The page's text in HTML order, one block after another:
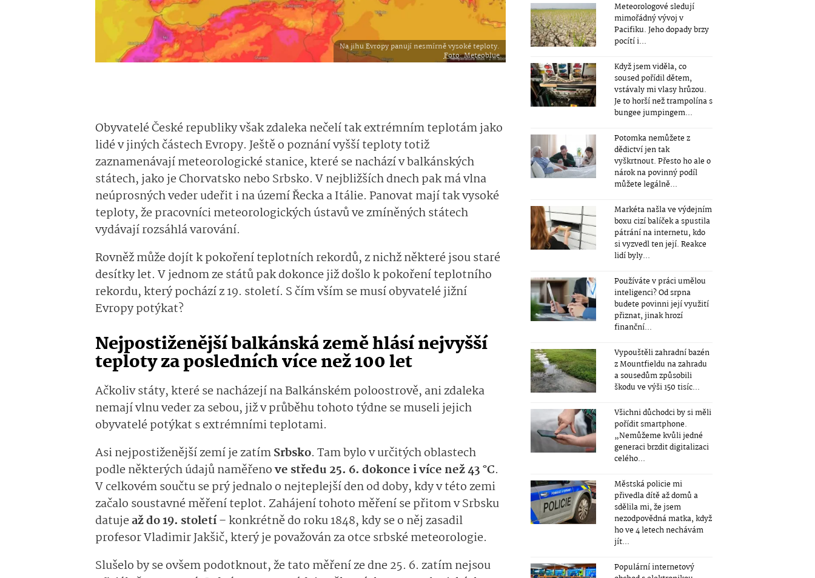
Na jihu Evropy panují nesmírně vysoké teploty.
Foto: Meteoblue
Obyvatelé České republiky však zdaleka nečelí tak extrémním teplotám jako
lidé v jiných částech Evropy. Ještě o poznání vyšší teploty totiž
zaznamenávají meteorologické stanice, které se nachází v balkánských
státech, jako je Chorvatsko nebo Srbsko. V nejbližších dnech pak má vlna
neúprosných veder udeřit i na území Řecka a Itálie. Panovat mají tak vysoké
teploty, že pracovníci meteorologických ústavů ve zmíněných státech
vydávají rozsáhlá varování.
Rovněž může dojít k pokoření teplotních rekordů, z nichž některé jsou staré
desítky let. V jednom ze států pak dokonce již došlo k pokoření teplotního
rekordu, který pochází z 19. století. S čím vším se musí obyvatelé jižní
Evropy potýkat?
Nejpostiženější balkánská země hlásí nejvyšší
teploty za posledních více než 100 let
Ačkoliv státy, které se nacházejí na Balkánském poloostrově, ani zdaleka
nemají vlnu veder za sebou, již v průběhu tohoto týdne se museli jejich
obyvatelé potýkat s extrémními teplotami.
Asi nejpostiženější zemí je zatímSrbsko. Tam bylo v určitých oblastech
podle některých údajů naměřenove středu 25. 6. dokonce i více než 43 °C.
V celkovém součtu se prý jednalo o nejteplejší den od doby, kdy v této zemi
začalo soustavné měření teplot. Zahájení tohoto měření se přitom v Srbsku
datujeaž do 19. století– konkrétně do roku 1848, kdy se o něj zasadil
profesor Vladimir Jakšič, který je považován za otce srbské meteorologie.
Slušelo by se ovšem podotknout, že tato měření ze dne 25. 6. zatím nejsou
Meteorologové sledují
mimořádný vývoj v
Pacifiku. Jeho dopady brzy
pocítí i...
Když jsem viděla, co
soused pořídil dětem,
vstávaly mi vlasy hrůzou.
Je to horší než trampolína s
bungee jumpingem...
Potomka nemůžete z
dědictví jen tak
vyškrtnout. Přesto ho ale o
nárok na povinný podíl
můžete legálně...
Markéta našla ve výdejním
boxu cizí balíček a spustila
pátrání na internetu, kdo
si vyzvedl ten její. Reakce
lidí byly...
Používáte v práci umělou
inteligenci? Od srpna
budete povinni její využití
přiznat, jinak hrozí
finanční...
Vypouštěli zahradní bazén
z Mountfieldu na zahradu
a sousedům způsobili
škodu ve výši 150 tisíc...
Všichni důchodci by si měli
pořídit smartphone.
„Nemůžeme kvůli jedné
generaci brzdit digitalizaci
celého...
Městská policie mi
přivedla dítě až domů a
sdělila mi, že jsem
nezodpovědná matka, když
ho ve 4 letech nechávám
jít...
Populární internetový